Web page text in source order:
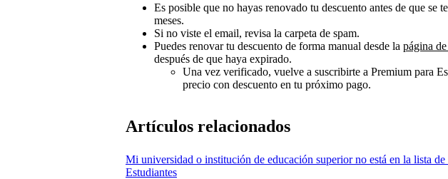
Es posible que no hayas renovado tu descuento antes de que se
meses.
Si no viste el email, revisa la carpeta de spam.
Puedes renovar tu descuento de forma manual desde la página
después de que haya expirado.
Una vez verificado, vuelve a suscribirte a Premium para
precio con descuento en tu próximo pago.
Artículos relacionados
Mi universidad o institución de educación superior no está en la lista de
Estudiantes